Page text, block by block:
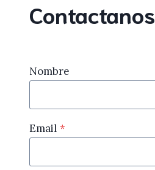
Contactanos
Nombre
Email *